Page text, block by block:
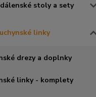
stoly a sety
linky
drezy a doplnky
linky - komplety